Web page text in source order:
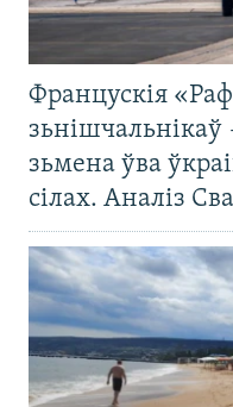
Францускія
зьмена ўва
сілах. Аналіз